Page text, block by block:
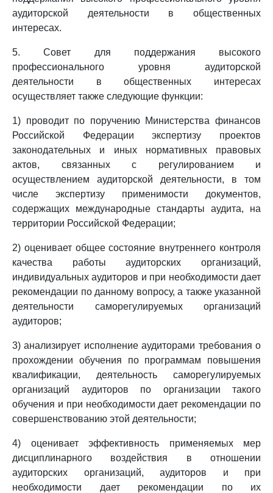
аудиторской деятельности в общественных
интересах.
5. Совет для поддержания высокого
профессионального уровня аудиторской
деятельности в общественных интересах
осуществляет также следующие функции:
1) проводит по поручению Министерства финансов
Российской Федерации экспертизу проектов
законодательных и иных нормативных правовых
актов, связанных с регулированием и
осуществлением аудиторской деятельности, в том
числе экспертизу применимости документов,
содержащих международные стандарты аудита, на
территории Российской Федерации;
2) оценивает общее состояние внутреннего контроля
качества работы аудиторских организаций,
индивидуальных аудиторов и при необходимости дает
рекомендации по данному вопросу, а также указанной
деятельности саморегулируемых организаций
аудиторов;
3) анализирует исполнение аудиторами требования о
прохождении обучения по программам повышения
квалификации, деятельность саморегулируемых
организаций аудиторов по организации такого
обучения и при необходимости дает рекомендации по
совершенствованию этой деятельности;
4) оценивает эффективность применяемых мер
дисциплинарного воздействия в отношении
аудиторских организаций, аудиторов и при
необходимости дает рекомендации по их